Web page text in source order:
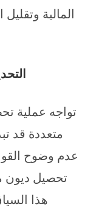
المالية
تواجه عملية
متعددة قد
عدم وضوح
تحصيل
هذا